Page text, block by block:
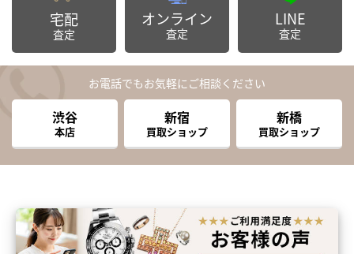
宅配
査定
オンライン
査定
LINE
査定
お電話でもお気軽にご相談ください
渋谷
本店
新宿
買取ショップ
新橋
買取ショップ